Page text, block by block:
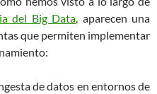
del Big Data, aparecen una
que permiten implementar
de datos en entornos de